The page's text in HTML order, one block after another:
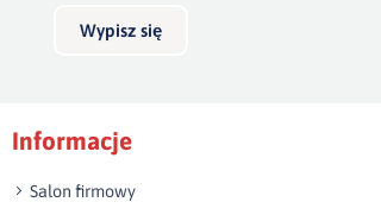
Wypisz się
Informacje
Salon firmowy